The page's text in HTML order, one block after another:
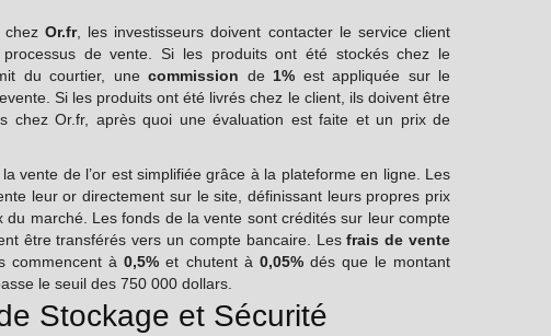
chez Or.fr, les investisseurs doivent contacter le service client
de vente. Si les produits ont été stockés chez le
du courtier, unecommission de 1% est appliquée sur le
Si les produits ont été livrés chez le client, ils doivent être
chez Or.fr, après quoi une évaluation est faite et un prix de
la vente de l’or est simplifiée grâce à la plateforme en ligne. Les
leur or directement sur le site, définissant leurs propres prix
du marché. Les fonds de la vente sont crédités sur leur compte
être transférés vers un compte bancaire. Lesfrais de vente
commencent à0,5% et chutent à 0,05%dés que le montant
le seuil des 750 000 dollars.
Stockage et Sécurité